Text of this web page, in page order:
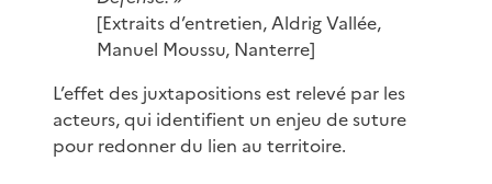
[Extraits d’entretien, Aldrig Vallée,
Manuel Moussu, Nanterre]
L’effet des juxtapositions est relevé par les
acteurs, qui identifient un enjeu de suture
pour redonner du lien au territoire.